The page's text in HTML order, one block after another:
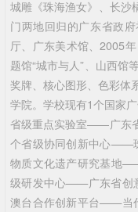
城雕《珠海渔女》、长沙
门两地回归的广东省政
厅、广东美术馆、2005
题馆“城市与人”、山西馆
奖牌、核心图形、色彩体
学院。学校现有1个国家
省级重点实验室――广东
个省级协同创新中心——
物质文化遗产研究基地
级研发中心——广东省创
澳台合作创新平台——当